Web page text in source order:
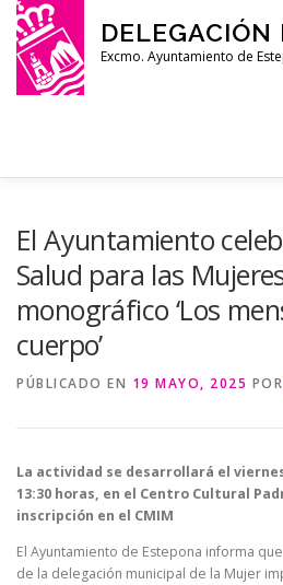
Saltar
contenido
DELEGACIÓN
Excmo. Ayuntamiento de
PROYECTO
El Ayuntamiento
Salud para las
monográfico ‘Los
cuerpo’
PÚBLICADO EN 19 MAYO, 2025 POR
La actividad se desarrollará el viernes
13:30 horas, en el Centro Cultural
inscripción en el CMIM
El Ayuntamiento de Estepona informa
de la delegación municipal de la Mujer